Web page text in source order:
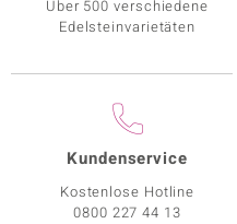
Über 500 verschiedene
Edelsteinvarietäten
Kundenservice
Kostenlose Hotline
0800 227 44 13